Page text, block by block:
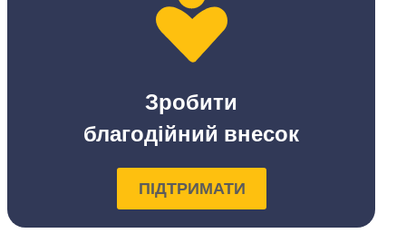
Зробити
благодійний внесок
ПІДТРИМАТИ